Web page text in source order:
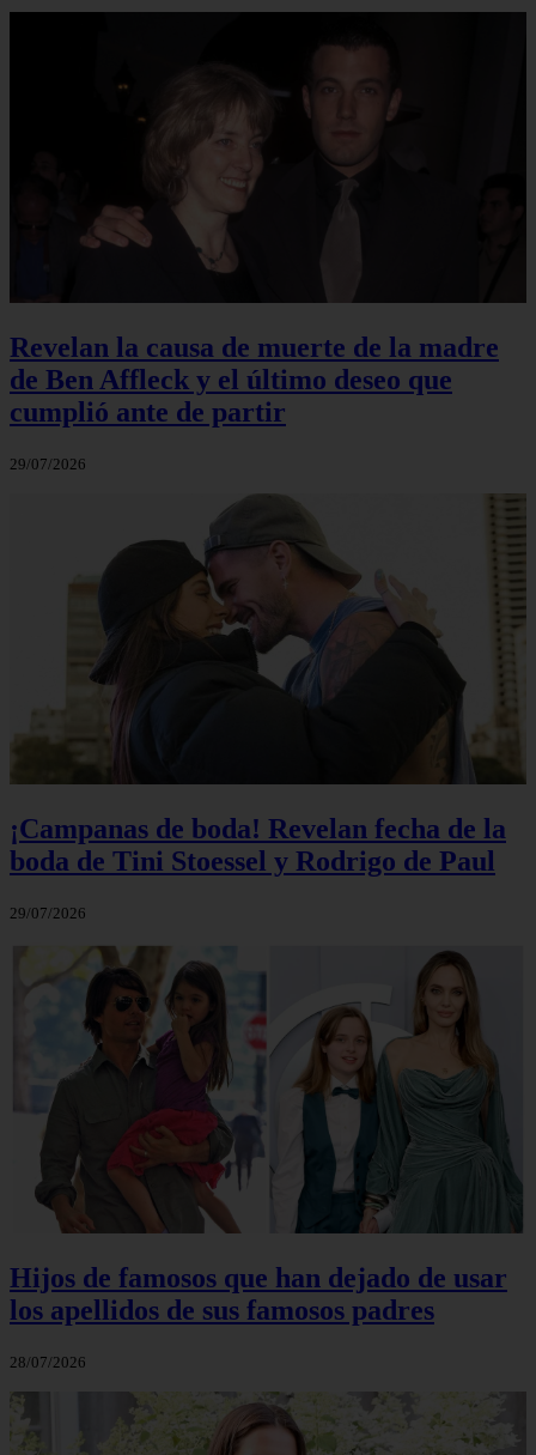
Revelan la causa de muerte de la madre
de Ben Affleck y el último deseo que
cumplió ante de partir
29/07/2026
¡Campanas de boda! Revelan fecha de la
boda de Tini Stoessel y Rodrigo de Paul
29/07/2026
Hijos de famosos que han dejado de usar
los apellidos de sus famosos padres
28/07/2026